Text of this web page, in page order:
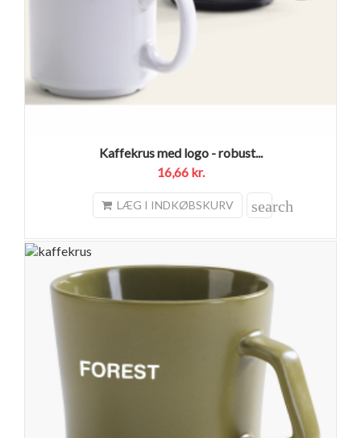
Kaffekrus med logo - robust...
16,66 kr.
LÆG I INDKØBSKURV search